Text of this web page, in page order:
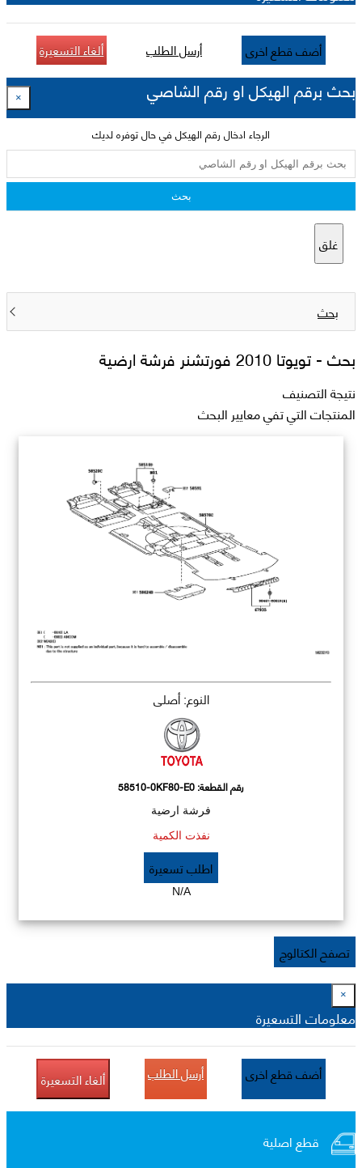
أضف قطع اخرى أرسل الطلب ألغاء التسعيرة
بحث برقم الهيكل او رقم الشاصي ×
الرجاء ادخال رقم الهيكل في حال توفره لديك
بحث
غلق
بحث
بحث -تويوتا 2010 فورتشنر فرشة ارضية
نتيجة التصنيف
المنتجات التي تفي معايير البحث
النوع: أصلي
رقم القطعة:58510-0KF80-E0
فرشة ارضية
نفذت الكمية
اطلب تسعيرة
N/A
تصفح الكتالوج
×
معلومات التسعيرة
أضف قطع اخرى أرسل الطلب ألغاء التسعيرة
قطع اصلية